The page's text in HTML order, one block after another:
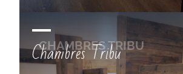
Chambres Tribu